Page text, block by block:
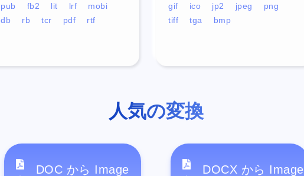
gif ico jp2 jpeg
png
tiff
tga bmp
fb2 lit lrf
mobi
rb tcr pdf rtf
人気の変換
DOC から Image DOCX から Image